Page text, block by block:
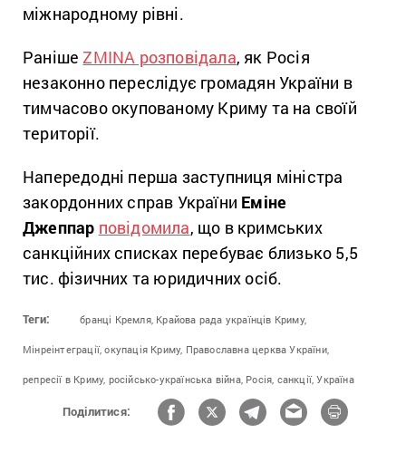
міжнародному рівні.
Раніше ZMINA розповідала, як Росія
незаконно переслідує громадян України в
тимчасово окупованому Криму та на своїй
території.
Напередодні перша заступниця міністра
закордонних справ України Еміне
Джеппар повідомила, що в кримських
санкційних списках перебуває близько 5,5
тис. фізичних та юридичних осіб.
Теги: бранці Кремля, Крайова рада українців Криму,
Мінреінтеграції, окупація Криму, Православна церква України,
репресії в Криму, російсько-українська війна, Росія, санкції, Україна
Поділитися: